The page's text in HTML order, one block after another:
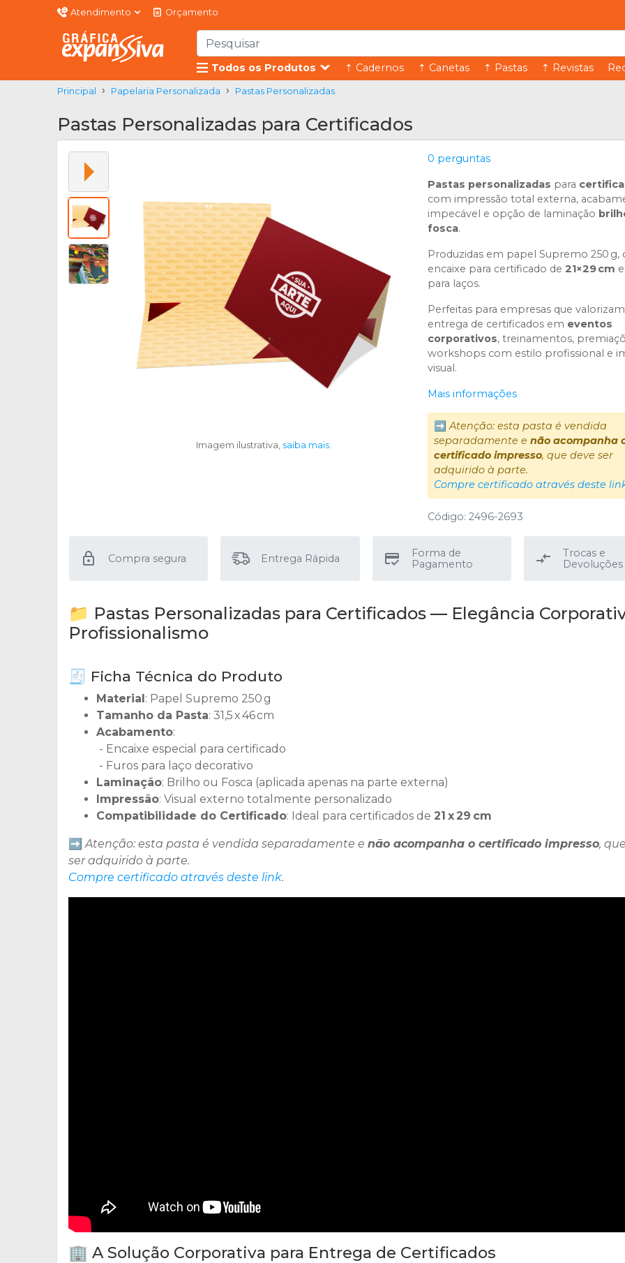
Atendimento Orçamento
Todos os Produtos ⇡ Cadernos ⇡ Canetas ⇡ Pastas ⇡ Revistas
Principal Papelaria Personalizada Pastas Personalizadas
Pastas Personalizadas para Certificados
Imagem ilustrativa, saiba mais.
0 perguntas
Pastas personalizadas para
com impressão total externa,
impecável e opção de laminação
fosca.
Produzidas em papel Supremo 250 g,
encaixe para certificado de21×29 cm
para laços.
Perfeitas para empresas que
entrega de certificados em eventos
corporativos, treinamentos,
workshops com estilo profissional e
visual.
Mais informações
➡️Atenção: esta pasta é vendida
separadamente enão acompanha
certificado impresso, que deve ser
adquirido à parte.
Compre certificado através deste
Código: 2496-2693
Compra segura Entrega Rápida
Forma de
Pagamento
Trocas e
Devoluções
📁 Pastas Personalizadas para Certificados — Elegância
Profissionalismo
🧾 Ficha Técnica do Produto
Material: Papel Supremo 250 g
Tamanho da Pasta: 31,5 x 46 cm
Acabamento:
- Encaixe especial para certificado
- Furos para laço decorativo
Laminação: Brilho ou Fosca (aplicada apenas na parte externa)
Impressão: Visual externo totalmente personalizado
Compatibilidade do Certificado: Ideal para certificados de 21 x 29 cm
➡️ Atenção: esta pasta é vendida separadamente e não acompanha o certificado impresso,
ser adquirido à parte.
Compre certificado através deste link.
🏢 A Solução Corporativa para Entrega de Certificados